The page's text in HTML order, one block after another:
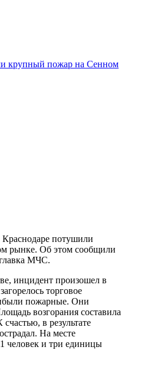
Краснодаре потушили
рынке. Об этом сообщили
МЧС.
инцидент произошел в
торговое
пожарные. Они
возгорания составила
в результате
На месте
человек и три единицы